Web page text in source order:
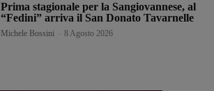
Prima stagionale per la Sangiovannese, al
“Fedini” arriva il San Donato Tavarnelle
Michele Bossini 8 Agosto 2026